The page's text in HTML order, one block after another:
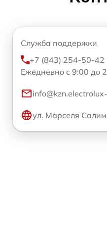
Служба поддержки
+7 (843) 254-50-42
Ежедневно с 9:00 до
ул. Марселя